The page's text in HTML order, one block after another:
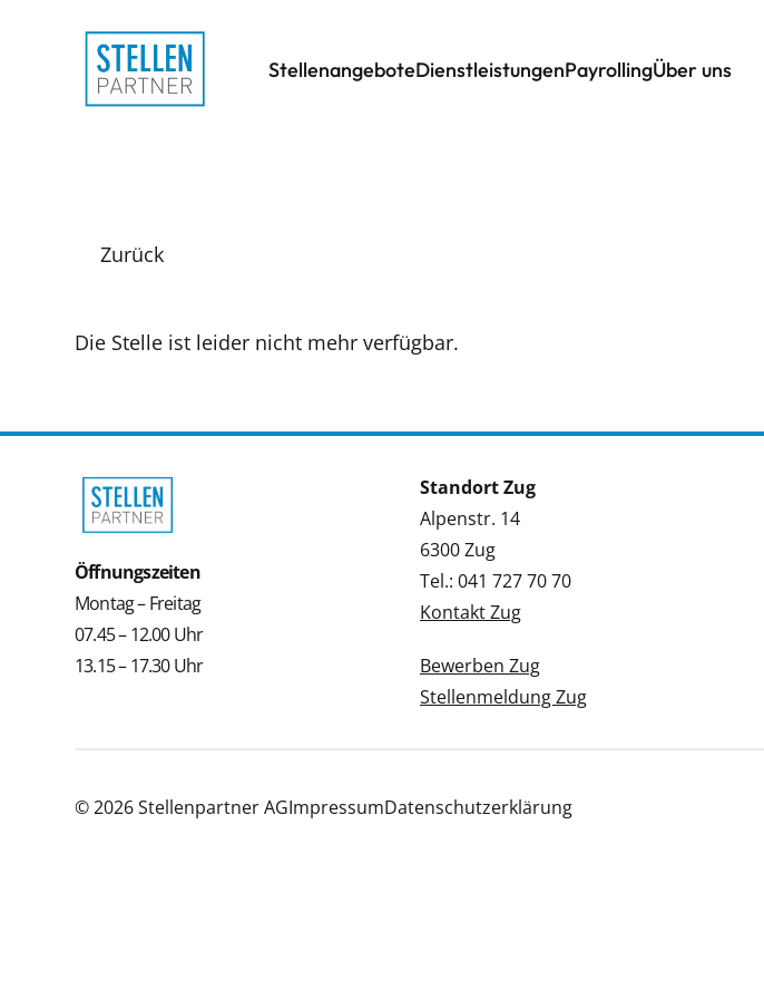
StellenangeboteDienstleistungenPayrollingÜber uns
Zurück
Die Stelle ist leider nicht mehr verfügbar.
Öffnungszeiten
Montag – Freitag
07.45 – 12.00 Uhr
13.15 – 17.30 Uhr
Standort Zug
Alpenstr. 14
6300 Zug
Tel.: 041 727 70 70
Kontakt Zug
Bewerben Zug
Stellenmeldung Zug
© 2026 Stellenpartner AGImpressumDatenschutzerklärung